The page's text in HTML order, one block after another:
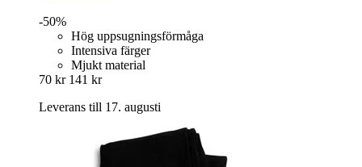
-50%
Hög uppsugningsförmåga
Intensiva färger
Mjukt material
70 kr 141 kr
Leverans till 17. augusti